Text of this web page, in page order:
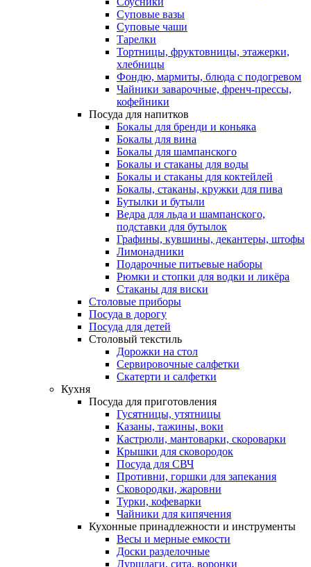
Суповые вазы
Суповые чаши
Тарелки
Тортницы, фруктовницы, этажерки,
хлебницы
Фондю, мармиты, блюда с подогревом
Чайники заварочные, френч-прессы,
кофейники
Посуда для напитков
Бокалы для бренди и коньяка
Бокалы для вина
Бокалы для шампанского
Бокалы и стаканы для воды
Бокалы и стаканы для коктейлей
Бокалы, стаканы, кружки для пива
Бутылки и бутыли
Ведра для льда и шампанского,
подставки для бутылок
Графины, кувшины, декантеры, штофы
Лимонадники
Подарочные питьевые наборы
Рюмки и стопки для водки и ликёра
Стаканы для виски
Столовые приборы
Посуда в дорогу
Посуда для детей
Столовый текстиль
Дорожки на стол
Сервировочные салфетки
Скатерти и салфетки
Кухня
Посуда для приготовления
Гусятницы, утятницы
Казаны, тажины, воки
Кастрюли, мантоварки, скороварки
Крышки для сковородок
Посуда для СВЧ
Противни, горшки для запекания
Сковородки, жаровни
Турки, кофеварки
Чайники для кипячения
Кухонные принадлежности и инструменты
Весы и мерные емкости
Доски разделочные
Дуршлаги, сита, воронки